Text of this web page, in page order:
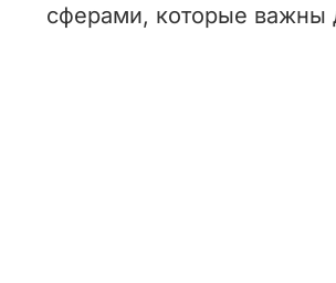
сферами, которые важны